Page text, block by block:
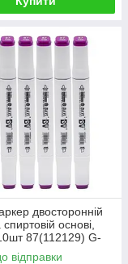
двосторонній
основі,
87(112129) G-
відправки